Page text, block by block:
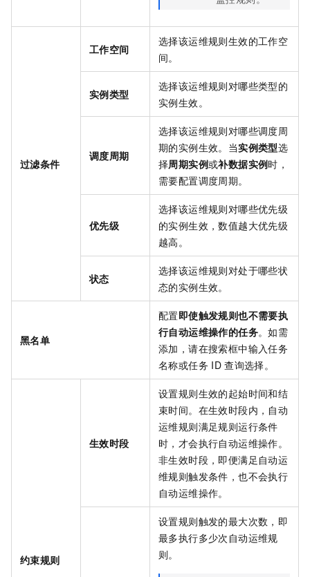
过滤条件
工作空间
选择该运维规则生效的工作空
间。
实例类型
选择该运维规则对哪些类型的
实例生效。
调度周期
选择该运维规则对哪些调度周
期的实例生效。当实例类型选
择周期实例或补数据实例时，
需要配置调度周期。
优先级
选择该运维规则对哪些优先级
的实例生效，数值越大优先级
越高。
状态
选择该运维规则对处于哪些状
态的实例生效。
黑名单
配置即使触发规则也不需要执
行自动运维操作的任务。如需
添加，请在搜索框中输入任务
名称或任务 ID 查询选择。
约束规则
生效时段
设置规则生效的起始时间和结
束时间。在生效时段内，自动
运维规则满足规则运行条件
时，才会执行自动运维操作。
非生效时段，即便满足自动运
维规则触发条件，也不会执行
自动运维操作。
设置规则触发的最大次数，即
最多执行多少次自动运维规
则。